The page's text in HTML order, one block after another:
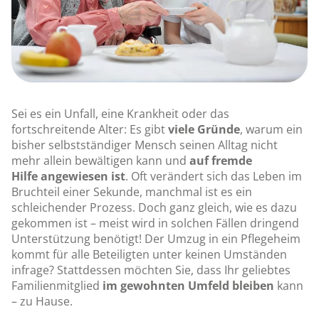
Sei es ein Unfall, eine Krankheit oder das
fortschreitende Alter: Es gibtviele Gründe, warum ein
bisher selbstständiger Mensch seinen Alltag nicht
mehr allein bewältigen kann und auffremde
Hilfeangewiesen ist. Oft verändert sich das Leben im
Bruchteil einer Sekunde, manchmal ist es ein
schleichender Prozess. Doch ganz gleich, wie es dazu
gekommen ist – meist wird in solchen Fällen dringend
Unterstützung benötigt! Der Umzug in ein Pflegeheim
kommt für alle Beteiligten unter keinen Umständen
infrage? Stattdessen möchten Sie, dass Ihr geliebtes
Familienmitglied im gewohnten Umfeld bleiben kann
– zu Hause.